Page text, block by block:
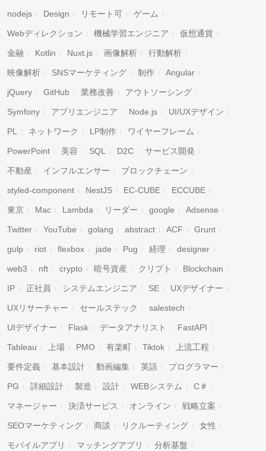
nodejs Design リモート可 ゲーム
Webディレクション 機械学習エンジニア 仮想通貨
金融 Kotlin Nuxt.js 画像解析 行動解析
映像解析 SNSマーケティング 制作 Angular
jQuery GitHub 業務改善 アウトソーシング
Symfony アプリエンジニア Node.js UI/UXデザイン
PL ネットワーク LP制作 ワイヤーフレーム
PowerPoint 美容 SQL D2C サービス開発
不動産 インフルエンサー ブロックチェーン
styled-component NestJS EC-CUBE ECCUBE
東京 Mac Lambda リーダー google Adsense
Twitter YouTube golang abstract ACF Grunt
gulp riot flexbox jade Pug 経理 designer
web3 nft crypto 暗号資産 クリプト Blockchain
IP 正社員 システムエンジニア SE UXデザイナー
UXリサーチャー セールステック salestech
UIデザイナー Flask データアナリスト FastAPI
Tableau 上場 PMO 有楽町 Tiktok 上流工程
要件定義 基本設計 動画編集 英語 プログラマー
PG 詳細設計 製造 設計 WEBシステム C＃
マネージャー 決済サービス オンライン 戦略立案
SEOマーケティング 商談 リクルーティング 女性
モバイルアプリ マッチングアプリ 分析基盤